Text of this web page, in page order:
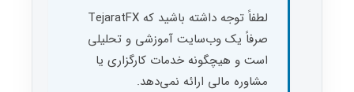
لطفاً توجه داشته باشید که TejaratFX
صرفاً یک وب‌سایت آموزشی و تحلیلی
است و هیچگونه خدمات کارگزاری یا
مشاوره مالی ارائه نمی‌دهد.